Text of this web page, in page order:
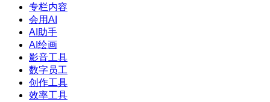
专栏内容
会用AI
AI助手
AI绘画
影音工具
数字员工
创作工具
效率工具